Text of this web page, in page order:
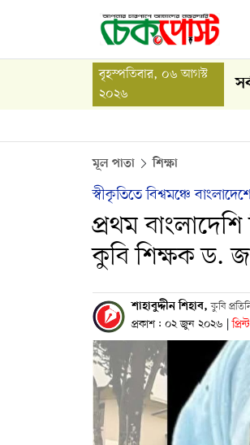
বৃহস্পতিবার, ০৬ আগস্ট
২০২৬
মূল পাতা শিক্ষা
স্বীকৃতিতে বিশ্বমঞ্চে
প্রথম
কুবি শিক্ষক ড.
শাহাবুদ্দীন শিহাব,কুবি
প্রকাশ : ০২ জুন ২০২৬ |